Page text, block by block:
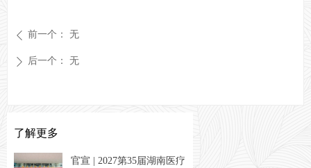
ꄴ 前一个： 无
ꄲ 后一个： 无
了解更多
官宣 | 2027第35届湖南医疗